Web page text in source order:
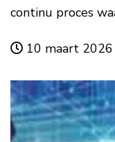
continu proces
10 maart 2026